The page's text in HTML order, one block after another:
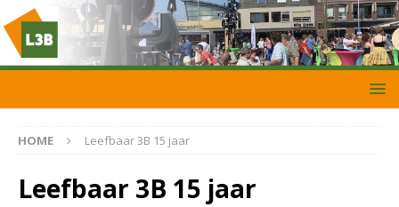
HOME Leefbaar 3B 15 jaar
Leefbaar 3B 15 jaar